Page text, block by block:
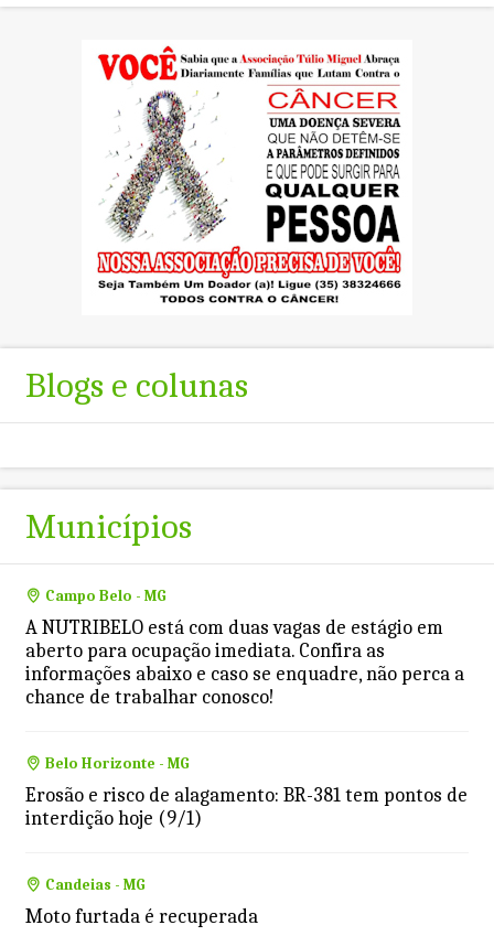
Blogs e colunas
Municípios
Campo Belo - MG
A NUTRIBELO está com duas vagas de estágio em
aberto para ocupação imediata. Confira as
informações abaixo e caso se enquadre, não perca a
chance de trabalhar conosco!
Belo Horizonte - MG
Erosão e risco de alagamento: BR-381 tem pontos de
interdição hoje (9/1)
Candeias - MG
Moto furtada é recuperada